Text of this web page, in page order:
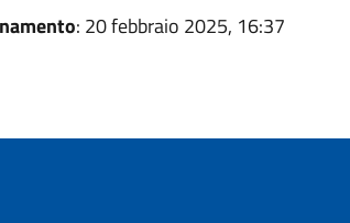
: 20 febbraio 2025, 16:37